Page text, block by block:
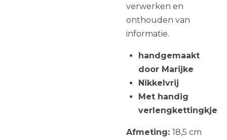
verwerken en
onthouden van
informatie.
handgemaakt
door Marijke
Nikkelvrij
Met handig
verlengkettingkje
Afmeting: 18,5 cm